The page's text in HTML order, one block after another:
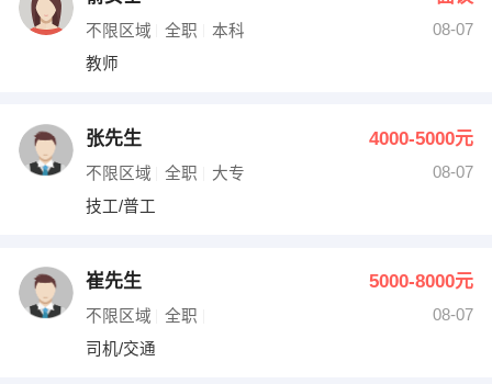
不限区域 全职 本科
08-07
教师
张先生 4000-5000元
不限区域 全职 大专
08-07
技工/普工
崔先生 5000-8000元
不限区域 全职
08-07
司机/交通